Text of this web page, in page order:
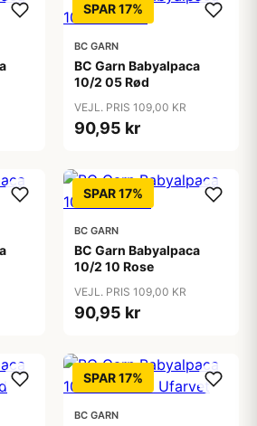
SPAR 17%
BC GARN
BC Garn Babyalpaca
10/2 05 Rød
VEJL. PRIS 109,00 KR
90,95 kr
SPAR 17%
BC GARN
BC Garn Babyalpaca
10/2 10 Rose
VEJL. PRIS 109,00 KR
90,95 kr
SPAR 17%
BC GARN